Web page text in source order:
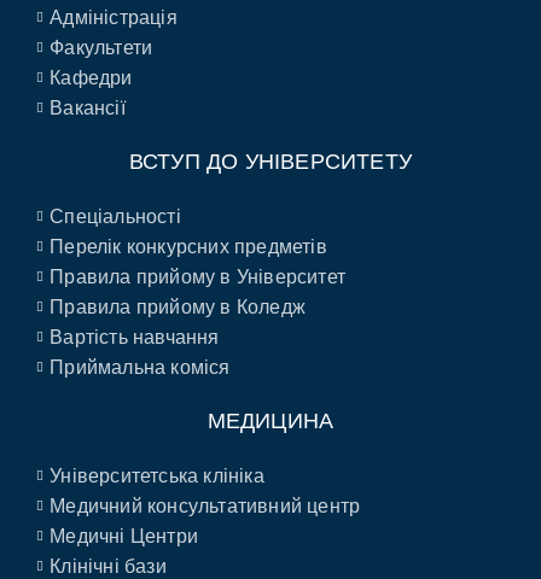
Адміністрація
Факультети
Кафедри
Вакансії
ВСТУП ДО УНІВЕРСИТЕТУ
Спеціальності
Перелік конкурсних предметів
Правила прийому в Університет
Правила прийому в Коледж
Вартість навчання
Приймальна коміся
МЕДИЦИНА
Університетська клініка
Медичний консультативний центр
Медичні Центри
Клінічні бази